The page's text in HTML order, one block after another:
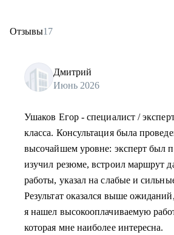
Отзывы17
Дмитрий
Июнь 2026
Ушаков Егор - специалист /
класса. Консультация была
высочайшем уровне: эксперт был
изучил резюме, встроил маршрут
работы, указал на слабые и
Результат оказался выше
я нашел высокооплачиваемую
которая мне наиболее интересна.